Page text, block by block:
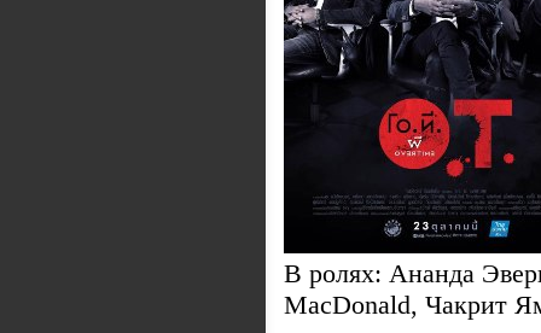
В ролях: Ананда
MacDonald, Чакрит